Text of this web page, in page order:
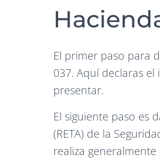
El primer paso para
037. Aquí declaras
presentar.
El siguiente paso es
(RETA) de la
realiza